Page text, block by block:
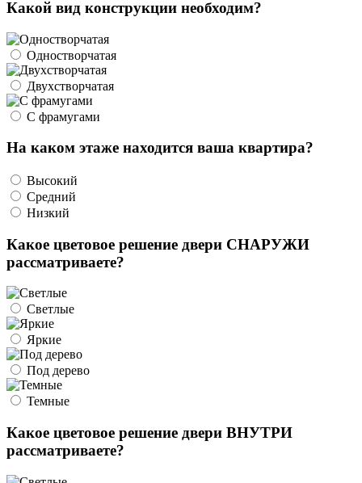
Какой вид конструкции необходим?
Одностворчатая
Двухстворчатая
С фрамугами
На каком этаже находится ваша квартира?
Высокий
Средний
Низкий
Какое цветовое решение двери СНАРУЖИ
рассматриваете?
Светлые
Яркие
Под дерево
Темные
Какое цветовое решение двери ВНУТРИ
рассматриваете?